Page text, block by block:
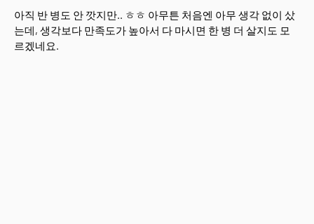
아직 반 병도 안 깟지만.. ㅎㅎ 아무튼 처음엔 아무 생각 없이 샀
는데, 생각보다 만족도가 높아서 다 마시면 한 병 더 살지도 모
르겠네요.